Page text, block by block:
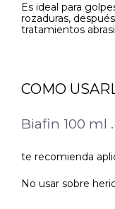
Es ideal para
rozaduras,
tratamientos
COMO
Biafin 100 ml .
te recomienda
No usar sobre